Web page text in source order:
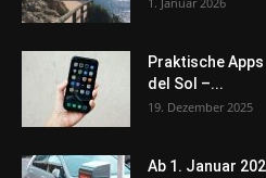
Praktische
del Sol –...
19. Dezember 2025
Ab 1. Januar